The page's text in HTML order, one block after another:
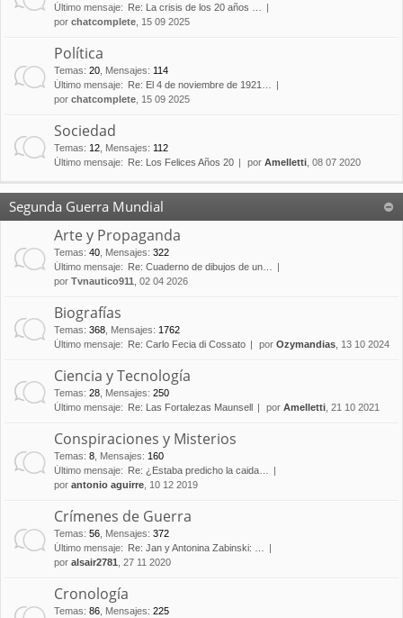
Último mensaje:
Re: La crisis de los 20 años …
por chatcomplete , 15 09 2025
Política
Temas: 20 Mensajes: 114
Último mensaje:
Re: El 4 de noviembre de 1921…
por chatcomplete , 15 09 2025
Sociedad
Temas: 12 Mensajes: 112
Último mensaje:
Re: Los Felices Años 20 por Amelletti , 08 07 2020
Segunda Guerra Mundial
Arte y Propaganda
Temas: 40 Mensajes: 322
Último mensaje:
Re: Cuaderno de dibujos de un…
por Tvnautico911 , 02 04 2026
Biografías
Temas: 368 Mensajes: 1762
Último mensaje:
Re: Carlo Fecia di Cossato por Ozymandias , 13 10 2024
Ciencia y Tecnología
Temas: 28 Mensajes: 250
Último mensaje:
Re: Las Fortalezas Maunsell por Amelletti , 21 10 2021
Conspiraciones y Misterios
Temas: 8 Mensajes: 160
Último mensaje:
Re: ¿Estaba predicho la caida…
por antonio aguirre , 10 12 2019
Crímenes de Guerra
Temas: 56 Mensajes: 372
Último mensaje:
Re: Jan y Antonina Zabinski: …
por alsair2781 , 27 11 2020
Cronología
Temas: 86 Mensajes: 225